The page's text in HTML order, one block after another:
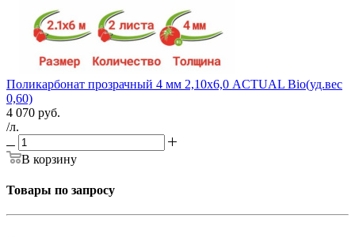
Поликарбонат прозрачный 4 мм 2,10х6,0 AСTUAL Bio(уд.вес
0,60)
4 070 руб.
/л.
В корзину
Товары по запросу